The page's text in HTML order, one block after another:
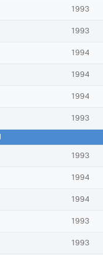
1993
1993
1994
1994
1994
1993
1993
1994
1994
1993
1993